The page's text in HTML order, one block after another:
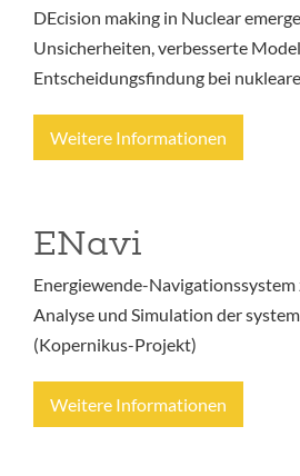
DEcision making in Nuclear
Unsicherheiten, verbesserte
Entscheidungsfindung bei
Weitere Informationen
ENavi
Energiewende-Navigationssystem
Analyse und Simulation der
(Kopernikus-Projekt)
Weitere Informationen